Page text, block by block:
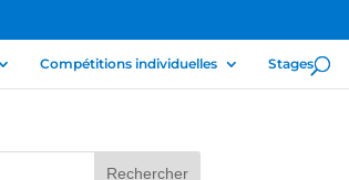
Compétitions individuelles Stages